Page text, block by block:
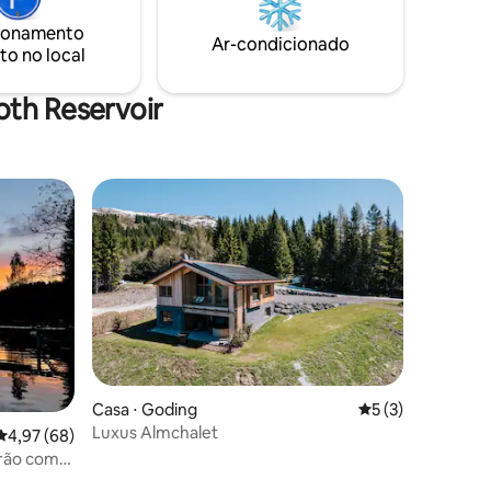
com vinho espumante e chocolates
espera por você na chegada.
no local
Ar-condicionado
Reservoir
hóspedes
de uma avaliação média de 5, 68 avaliações
4,97 (68)
com
Casa ⋅ Goding 5 de uma
5 (3)
Luxus Almchalet